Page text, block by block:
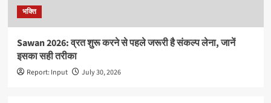
भक्ति
Sawan 2026: व्रत शुरू करने से पहले जरूरी है संकल्प लेना, जानें
इसका सही तरीका
Report: Input July 30, 2026